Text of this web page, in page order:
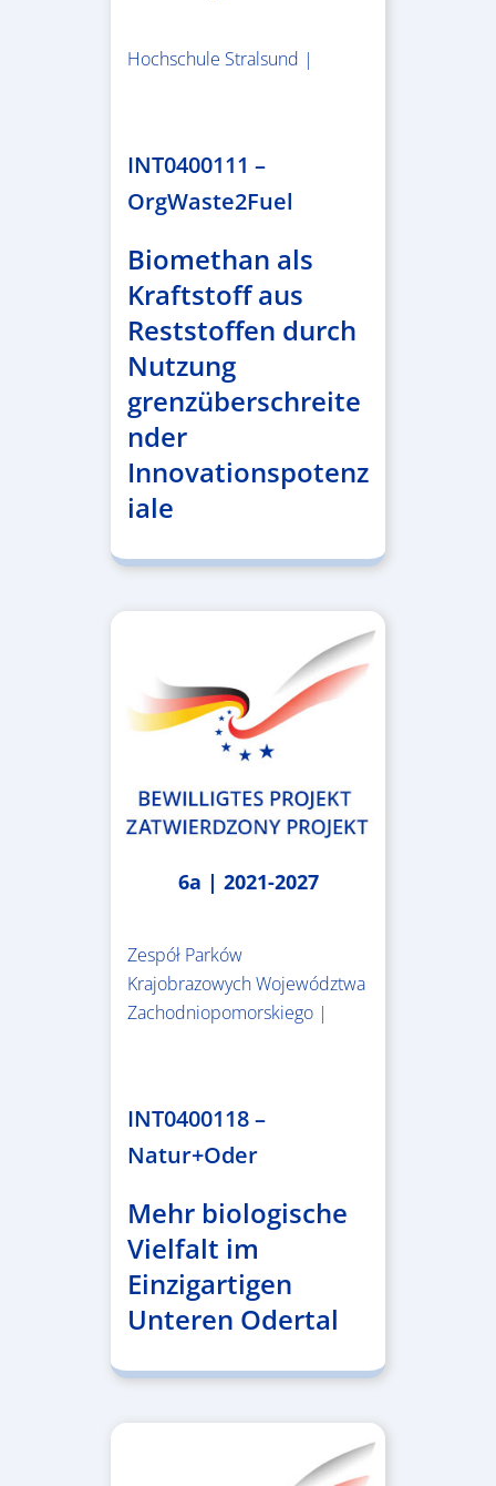
Hochschule Stralsund |
INT0400111 –
OrgWaste2Fuel
Biomethan als
Kraftstoff aus
Reststoffen durch
Nutzung
grenzüberschreite
nder
Innovationspotenz
iale
6a | 2021-2027
Zespół Parków
Krajobrazowych Województwa
Zachodniopomorskiego |
INT0400118 –
Natur+Oder
Mehr biologische
Vielfalt im
Einzigartigen
Unteren Odertal